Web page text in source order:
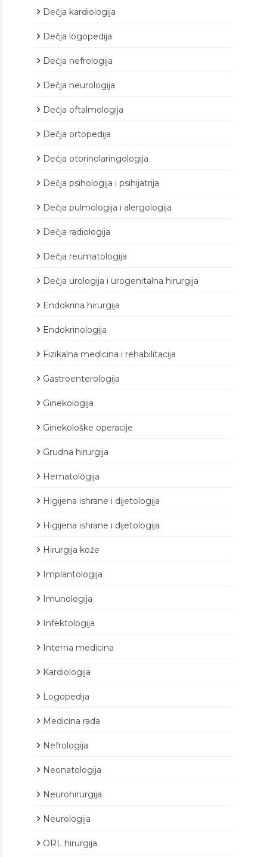
Dečja kardiologija
Dečja logopedija
Dečja nefrologija
Dečja neurologija
Dečja oftalmologija
Dečja ortopedija
Dečja otorinolaringologija
Dečja psihologija i psihijatrija
Dečja pulmologija i alergologija
Dečja radiologija
Dečja reumatologija
Dečja urologija i urogenitalna hirurgija
Endokrina hirurgija
Endokrinologija
Fizikalna medicina i rehabilitacija
Gastroenterologija
Ginekologija
Ginekološke operacije
Grudna hirurgija
Hematologija
Higijena ishrane i dijetologija
Higijena ishrane i dijetologija
Hirurgija kože
Implantologija
Imunologija
Infektologija
Interna medicina
Kardiologija
Logopedija
Medicina rada
Nefrologija
Neonatologija
Neurohirurgija
Neurologija
ORL hirurgija